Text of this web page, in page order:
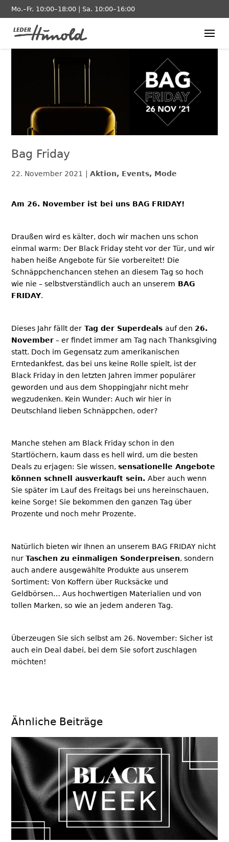
Mo.–Fr. 10:00–18:00 | Sa. 10:00–16:00
Bag Friday
22. November 2021 Aktion, Events, Mode
Am 26. November ist bei uns BAG FRIDAY!
Draußen wird es kälter, doch wir machen uns schon
einmal warm: Der Black Friday steht vor der Tür, und wir
haben heiße Angebote für Sie vorbereitet! Die
Schnäppchenchancen stehen an diesem Tag so hoch
wie nie – selbstverständlich auch an unserem BAG
FRIDAY.
Dieses Jahr fällt der Tag der Superdealsauf den 26.
November – er findet immer am Tag nach Thanksgiving
statt. Doch im Gegensatz zum amerikanischen
Erntedankfest, das bei uns keine Rolle spielt, ist der
Black Friday in den letzten Jahren immer populärer
geworden und aus dem Shoppingjahr nicht mehr
wegzudenken. Kein Wunder: Auch wir hier in
Deutschland lieben Schnäppchen, oder?
Manche stehen am Black Friday schon in den
Startlöchern, kaum dass es hell wird, um die besten
Deals zu erjagen: Sie wissen,sensationelle Angebote
können schnell ausverkauft sein.Aber auch wenn
Sie später im Lauf des Freitags bei uns hereinschauen,
keine Sorge! Sie bekommen den ganzen Tag über
Prozente und noch mehr Prozente.
Natürlich bieten wir Ihnen an unserem BAG FRIDAY nicht
nurTaschen zu einmaligen Sonderpreisen, sondern
auch andere ausgewählte Produkte aus unserem
Sortiment: Von Koffern über Rucksäcke und
Geldbörsen… Aus hochwertigen Materialien und von
tollen Marken, so wie an jedem anderen Tag.
Überzeugen Sie sich selbst am 26. November: Sicher ist
auch ein Deal dabei, bei dem Sie sofort zuschlagen
möchten!
Ähnliche Beiträge